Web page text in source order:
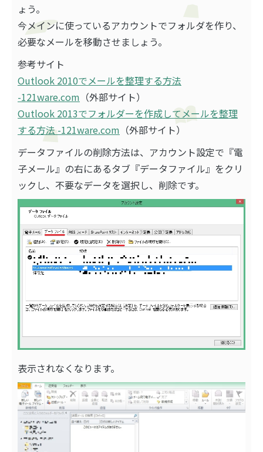
ょう。
今メインに使っているアカウントでフォルダを作り、
必要なメールを移動させましょう。
参考サイト
Outlook 2010でメールを整理する方法
-121ware.com （外部サイト）
Outlook 2013でフォルダーを作成してメールを整理
する方法 -121ware.com （外部サイト）
データファイルの削除方法は、アカウント設定で『電
子メール』の右にあるタブ『データファイル』をクリ
ックし、不要なデータを選択し、削除です。
表示されなくなります。